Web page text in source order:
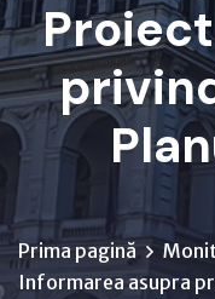
Prima pagină
Informarea asupra